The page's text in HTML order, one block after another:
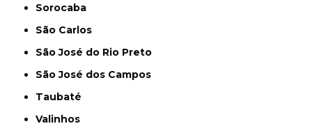
Sorocaba
São Carlos
São José do Rio Preto
São José dos Campos
Taubaté
Valinhos